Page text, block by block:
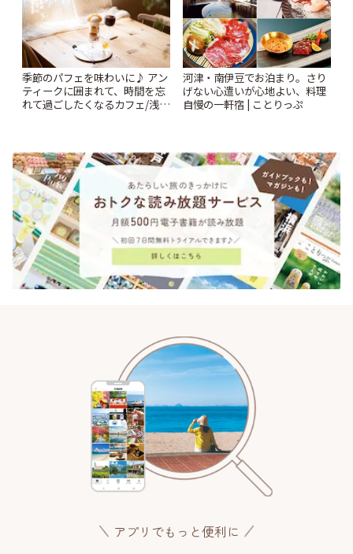
季節のパフェを味わいに♪ アン
ティークに囲まれて、時間を忘
れて過ごしたくなるカフェ/浅草
河津・南伊豆でお泊まり。さり
げない心遣いが心地よい、料理
自慢の一軒宿 | ことりっぷ
アプリでもっと便利に